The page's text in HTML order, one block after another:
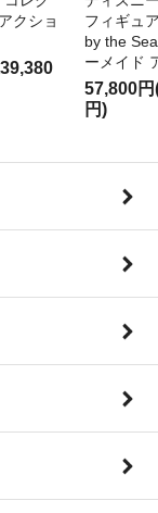
クショ
フィギュ
by the
ーメイド
57,800
円)